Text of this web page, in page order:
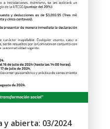
y abierta: 03/2024